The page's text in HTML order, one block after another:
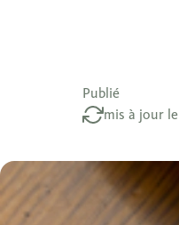
Publié
mis à jour le